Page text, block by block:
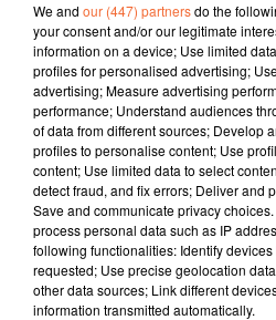
Patrice Bémanangy
L'info près de chez vous.
La foire exposition de
et pour 4 jours sur le thème du
professionnels s'afficheront
comme Sébastien Guesdon de
Bressuire ( photo ).
Dans le Bocage, le
chantiers publics offrent des
qui en sont éloignés.
" Quel toit pour demain ? "
We and our (447) partnersdo the
your consent and/or our legitimate
information on a device; Use limited
profiles for personalised advertising;
advertising; Measure advertising
performance; Understand audiences
of data from different sources; Develop
profiles to personalise content; Use
content; Use limited data to select
detect fraud, and fix errors; Deliver and
Save and communicate privacy
process personal data such as IP
following functionalities: Identify
requested; Use precise geolocation
other data sources; Link different
information transmitted automatically.